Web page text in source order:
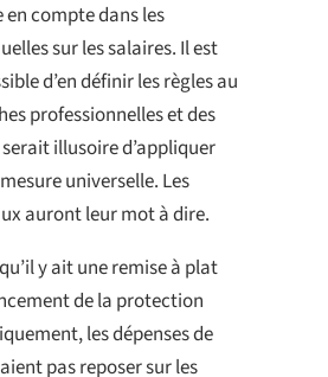
compte dans les
sur les salaires. Il est
d’en définir les règles au
professionnelles et des
illusoire d’appliquer
universelle. Les
auront leur mot à dire.
y ait une remise à plat
de la protection
les dépenses de
pas reposer sur les